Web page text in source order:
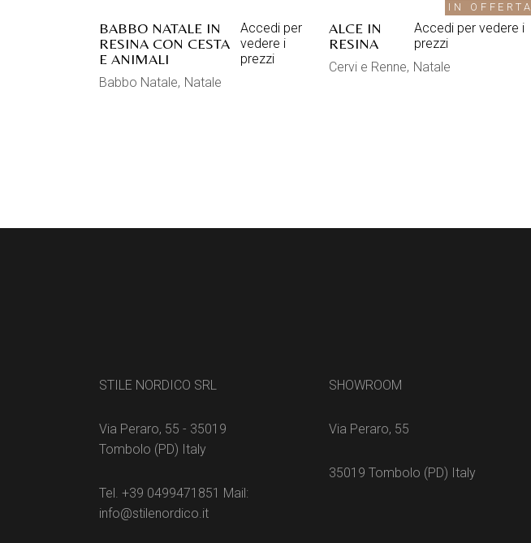
BABBO NATALE IN
RESINA CON CESTA
E ANIMALI
Accedi per
vedere i
prezzi
Babbo Natale Natale
IN OFFERTA
ALCE IN
RESINA
Accedi per vedere i
prezzi
Cervi e Renne Natale
STILE NORDICO SRL
Via Peraro, 55 - 35019
Tombolo (PD) Italy
Tel. +39 0499471851 Mail:
info@stilenordico.it
SHOWROOM
Via Peraro, 55
35019 Tombolo (PD) Italy